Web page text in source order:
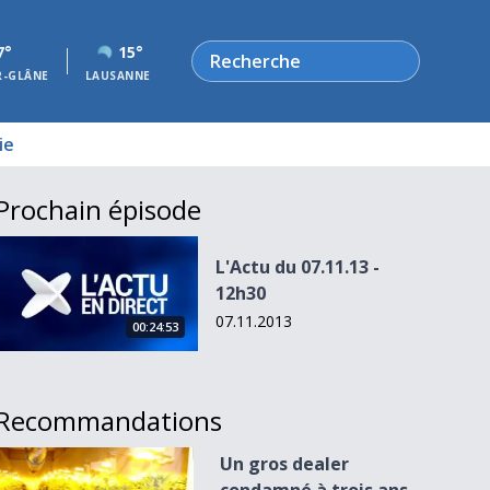
GLÂNE
15°
LAUSANNE
Rechercher
épisode
L&#039;Actu du 07.11.13 - 12h30
00:24:53
L'Actu du 07.11.13 -
12h30
07.11.2013
gros dealer condamné à trois ans de prison ferme
Un gros dealer